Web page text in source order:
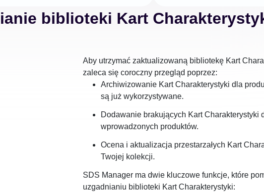
biblioteki Kart
Aby utrzymać zaktualizowaną bibliotekę Kart
zaleca się coroczny przegląd poprzez:
Archiwizowanie Kart Charakterystyki dla
są już wykorzystywane.
Dodawanie brakujących Kart Charakterystyki
wprowadzonych produktów.
Ocena i aktualizacja przestarzałych Kart
Twojej kolekcji.
SDS Manager ma dwie kluczowe funkcje, które
uzgadnianiu biblioteki Kart Charakterystyki: